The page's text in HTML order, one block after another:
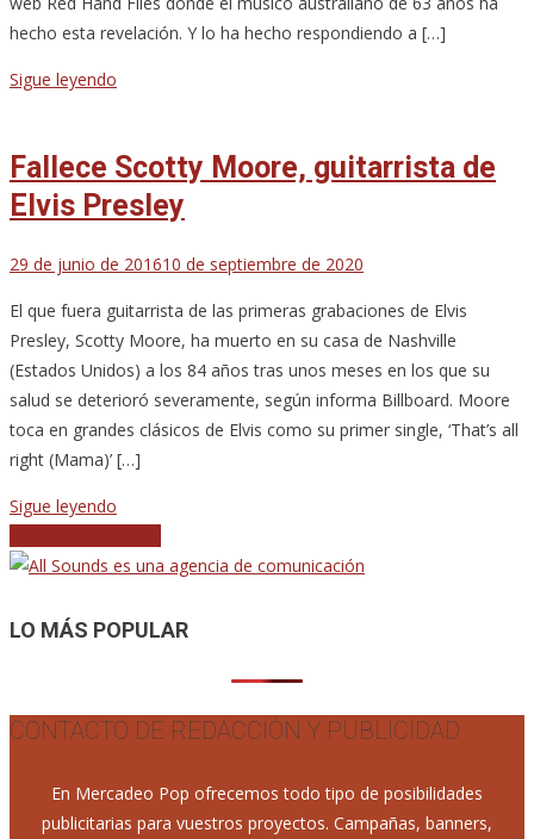
hecho esta revelación. Y lo ha hecho respondiendo a […]
Sigue leyendo
Fallece Scotty Moore, guitarrista de
Elvis Presley
29 de junio de 201610 de septiembre de 2020
El que fuera guitarrista de las primeras grabaciones de Elvis
Presley, Scotty Moore, ha muerto en su casa de Nashville
(Estados Unidos) a los 84 años tras unos meses en los que su
salud se deterioró severamente, según informa Billboard. Moore
toca en grandes clásicos de Elvis como su primer single, ‘That’s all
right (Mama)’ […]
Sigue leyendo
Navegación
de
entradas
LO MÁS POPULAR
CONTACTO DE REDACCIÓN Y PUBLICIDAD
En Mercadeo Pop ofrecemos todo tipo de posibilidades
publicitarias para vuestros proyectos. Campañas, banners,